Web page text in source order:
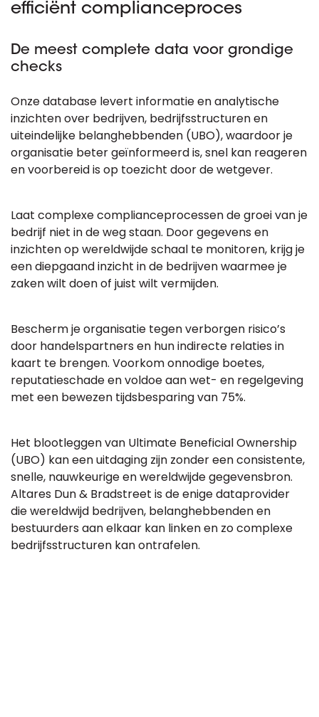
efficiënt complianceproces
De meest complete data voor grondige
checks
Onze database levert informatie en analytische
inzichten over bedrijven, bedrijfsstructuren en
uiteindelijke belanghebbenden (UBO), waardoor je
organisatie beter geïnformeerd is, snel kan reageren
en voorbereid is op toezicht door de wetgever.
Laat complexe complianceprocessen de groei van je
bedrijf niet in de weg staan. Door gegevens en
inzichten op wereldwijde schaal te monitoren, krijg je
een diepgaand inzicht in de bedrijven waarmee je
zaken wilt doen of juist wilt vermijden.
Bescherm je organisatie tegen verborgen risico’s
door handelspartners en hun indirecte relaties in
kaart te brengen. Voorkom onnodige boetes,
reputatieschade en voldoe aan wet- en regelgeving
met een bewezen tijdsbesparing van 75%.
Het blootleggen van Ultimate Beneficial Ownership
(UBO) kan een uitdaging zijn zonder een consistente,
snelle, nauwkeurige en wereldwijde gegevensbron.
Altares Dun & Bradstreet is de enige dataprovider
die wereldwijd bedrijven, belanghebbenden en
bestuurders aan elkaar kan linken en zo complexe
bedrijfsstructuren kan ontrafelen.